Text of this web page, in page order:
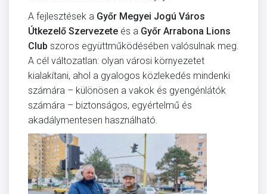
A fejlesztések a Győr Megyei Jogú Város
Útkezelő Szervezete és a Győr Arrabona Lions
Club szoros együttműködésében valósulnak meg.
A cél változatlan: olyan városi környezetet
kialakítani, ahol a gyalogos közlekedés mindenki
számára – különösen a vakok és gyengénlátók
számára – biztonságos, egyértelmű és
akadálymentesen használható.